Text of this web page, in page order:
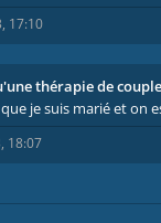
17:10
thérapie de
je suis marié et on
18:07